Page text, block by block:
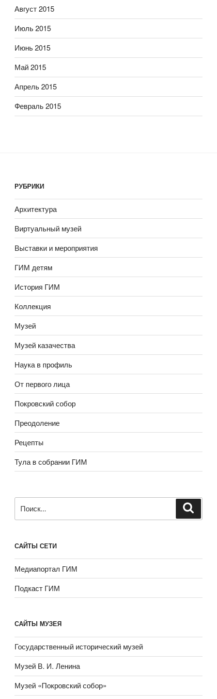
Август 2015
Июль 2015
Июнь 2015
Май 2015
Апрель 2015
Февраль 2015
РУБРИКИ
Архитектура
Виртуальный музей
Выставки и мероприятия
ГИМ детям
История ГИМ
Коллекция
Музей
Музей казачества
Наука в профиль
От первого лица
Покровский собор
Преодоление
Рецепты
Тула в собрании ГИМ
САЙТЫ СЕТИ
Медиапортал ГИМ
Подкаст ГИМ
САЙТЫ МУЗЕЯ
Государственный исторический музей
Музей В. И. Ленина
Музей «Покровский собор»